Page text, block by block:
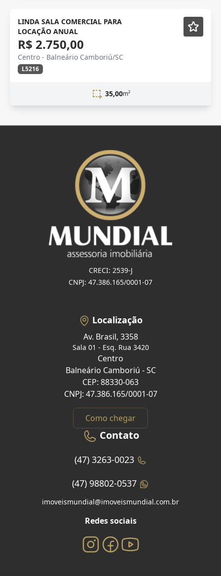
NOVIDADE Semi-mobiliado
LINDA SALA COMERCIAL PARA
LOCAÇÃO ANUAL
R$ 2.750,00
Centro - Balneário Camboriú/SC
L5216
35,00m²
CRECI: 2539-J
CNPJ: 47.386.165/0001-07
Localização
Av. Brasil, 3358
Sala 01 - Esq. Rua 3420
Centro
Balneário Camboriú - SC
CEP: 88330-063
CNPJ: 47.386.165/0001-07
Como chegar
Contato
(47) 3263-0023
(47) 98802-0537
imoveismundial@imoveismundial.com.br
Redes sociais